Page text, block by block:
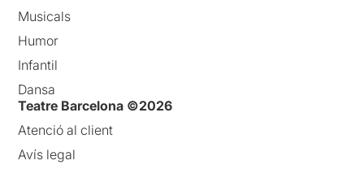
Musicals
Humor
Infantil
Dansa
Teatre Barcelona ©2026
Atenció al client
Avís legal